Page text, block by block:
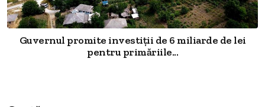
Guvernul promite investiții de 6 miliarde de lei
pentru primăriile...